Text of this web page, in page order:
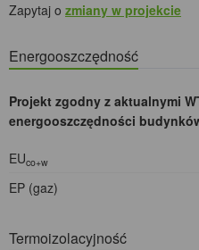
Zapytaj o zmiany w projekcie
Energooszczędność
Projekt zgodny z aktualnymi
energooszczędności
EUco+w
EP (gaz)
Termoizolacyjność